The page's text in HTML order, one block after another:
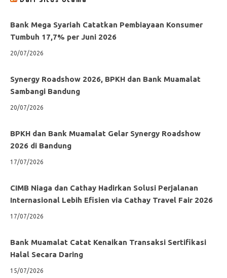
Bank Mega Syariah Catatkan Pembiayaan Konsumer
Tumbuh 17,7% per Juni 2026
20/07/2026
Synergy Roadshow 2026, BPKH dan Bank Muamalat
Sambangi Bandung
20/07/2026
BPKH dan Bank Muamalat Gelar Synergy Roadshow
2026 di Bandung
17/07/2026
CIMB Niaga dan Cathay Hadirkan Solusi Perjalanan
Internasional Lebih Efisien via Cathay Travel Fair 2026
17/07/2026
Bank Muamalat Catat Kenaikan Transaksi Sertifikasi
Halal Secara Daring
15/07/2026